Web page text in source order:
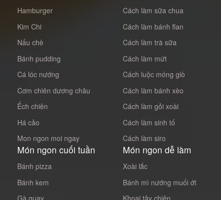
Hamburger
Kim Chi
Nấu chè
Bánh pudding
Cá lóc nướng
Cơm chiên dương châu
Ếch chiên
Há cảo
Mon ngon moi ngay
Cách làm sữa chua
Cách làm bánh flan
Cách làm trà sữa
Cách làm mứt
Cách luộc móng giò
Cách làm bánh xèo
Cách làm gỏi xoài
Cách làm sinh tố
Cách làm siro
Món ngon cuối tuần
Bánh pizza
Bánh kem
Món ngon dễ làm
Xoài lắc
Bánh mì nướng muối ớt